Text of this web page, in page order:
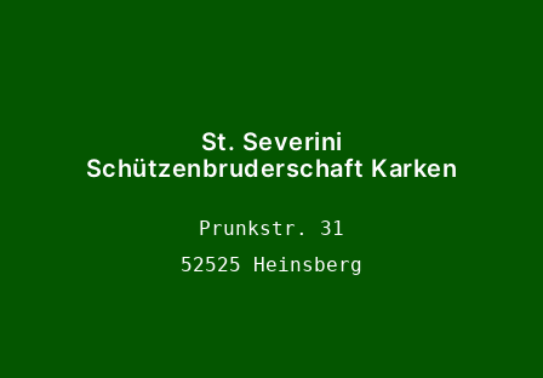
St. Severini
Schützenbruderschaft Karken
Prunkstr. 31
52525 Heinsberg